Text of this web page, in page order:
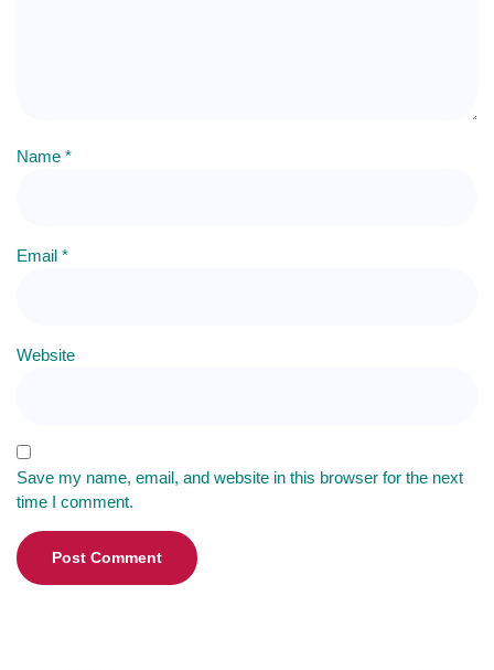
Name *
Email *
Website
Save my name, email, and website in this browser for the next
time I comment.